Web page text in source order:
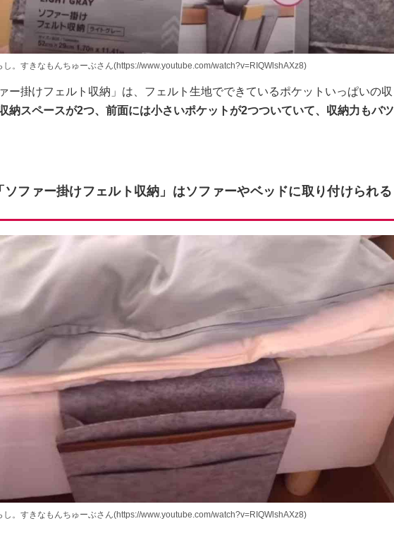
。すきなもんちゅーぶさん(https://www.youtube.com/watch?v=RIQWlshAXz8)
ー掛けフェルト収納」は、フェルト生地でできているポケットいっぱいの収
納スペースが2つ、前面には小さいポケットが2つついていて、収納力もバツ
ソファー掛けフェルト収納」はソファーやベッドに取り付けられる
。すきなもんちゅーぶさん(https://www.youtube.com/watch?v=RIQWlshAXz8)